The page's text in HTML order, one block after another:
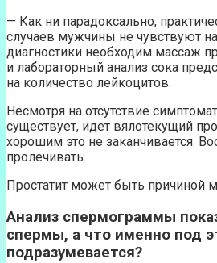
— Как ни парадоксально,
случаев мужчины не чувствуют
диагностики необходим массаж
и лабораторный анализ сока
на количество лейкоцитов.
Несмотря на отсутствие
существует, идет вялотекущий
хорошим это не заканчивается.
пролечивать.
Простатит может быть причиной
Анализ спермограммы
спермы, а что именно под
подразумевается?